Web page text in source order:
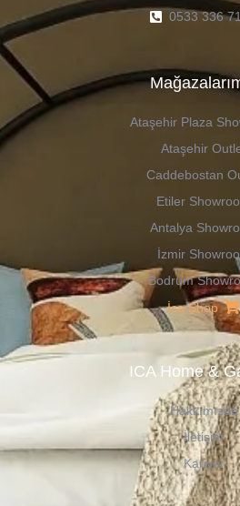
0533 336
Ataşehir Plaza
Ataşehir
Caddebostan
Etiler
Antalya
İzmir
Bodrum
İca Shop
ICA Home &
Hakkımızda
İletişim
Kariyer